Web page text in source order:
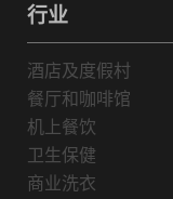
行业
酒店及度假村
餐厅和咖啡馆
机上餐饮
卫生保健
商业洗衣